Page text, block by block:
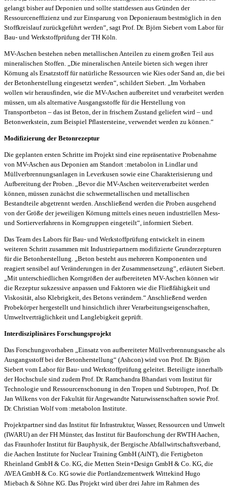
gelangt bisher auf Deponien und sollte stattdessen aus Gründen der
Ressourceneffizienz und zur Einsparung von Deponieraum bestmöglich in den
Stoffkreislauf zurückgeführt werden“, sagt Prof. Dr. Björn Siebert vom Labor für
Bau- und Werkstoffprüfung der TH Köln.
MV-Aschen bestehen neben metallischen Anteilen zu einem großen Teil aus
mineralischen Stoffen. „Die mineralischen Anteile bieten sich wegen ihrer
Körnung als Ersatzstoff für natürliche Ressourcen wie Kies oder Sand an, die bei
der Betonherstellung eingesetzt werden“, schildert Siebert. „Im Vorhaben
wollen wir herausfinden, wie die MV-Aschen aufbereitet und verarbeitet werden
müssen, um als alternative Ausgangsstoffe für die Herstellung von
Transportbeton – das ist Beton, der in frischem Zustand geliefert wird – und
Betonwerkstein, zum Beispiel Pflastersteine, verwendet werden zu können.“
Modifizierung der Betonrezeptur
Die geplanten ersten Schritte im Projekt sind eine repräsentative Probenahme
von MV-Aschen aus Deponien am Standort :metabolon in Lindlar und
Müllverbrennungsanlagen in Leverkusen sowie eine Charakterisierung und
Aufbereitung der Proben. „Bevor die MV-Aschen weiterverarbeitet werden
können, müssen zunächst die schwermetallischen und metallischen
Bestandteile abgetrennt werden. Anschließend werden die Proben ausgehend
von der Größe der jeweiligen Körnung mittels eines neuen industriellen Mess-
und Sortierverfahrens in Korngruppen eingeteilt“, informiert Siebert.
Das Team des Labors für Bau- und Werkstoffprüfung entwickelt in einem
weiteren Schritt zusammen mit Industriepartnern modifizierte Grundrezepturen
für die Betonherstellung. „Beton besteht aus mehreren Komponenten und
reagiert sensibel auf Veränderungen in der Zusammensetzung“, erläutert Siebert.
„Mit unterschiedlichen Korngrößen der aufbereiteten MV-Aschen können wir
die Rezeptur sukzessive anpassen und Faktoren wie die Fließfähigkeit und
Viskosität, also Klebrigkeit, des Betons verändern.“ Anschließend werden
Probekörper hergestellt und hinsichtlich ihrer Verarbeitungseigenschaften,
Umweltverträglichkeit und Langlebigkeit geprüft.
Interdisziplinäres Forschungsprojekt
Das Forschungsvorhaben „Einsatz von aufbereiteter Müllverbrennungsasche als
Ausgangsstoff bei der Betonherstellung“ (Ashcon) wird von Prof. Dr. Björn
Siebert vom Labor für Bau- und Werkstoffprüfung geleitet. Beteiligte innerhalb
der Hochschule sind zudem Prof. Dr. Ramchandra Bhandari vom Institut für
Technologie und Ressourcenschonung in den Tropen und Subtropen, Prof. Dr.
Jan Wilkens von der Fakultät für Angewandte Naturwissenschaften sowie Prof.
Dr. Christian Wolf vom :metabolon Institute.
Projektpartner sind das Institut für Infrastruktur, Wasser, Ressourcen und Umwelt
(IWARU) an der FH Münster, das Institut für Bauforschung der RWTH Aachen,
das Fraunhofer Institut für Bauphysik, der Bergische Abfallwirtschaftsverband,
die Aachen Institute for Nuclear Training GmbH (AiNT), die Fertigbeton
Rheinland GmbH & Co. KG, die Metten Stein+Design GmbH & Co. KG, die
AVEA GmbH & Co. KG sowie die Portlandzementwerk Wittekind Hugo
Miebach & Söhne KG. Das Projekt wird über drei Jahre im Rahmen des